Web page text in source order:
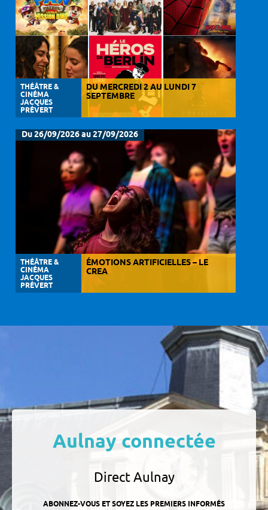
THÉÂTRE &
CINÉMA
JACQUES
PRÉVERT
DU MERCREDI 2 AU LUNDI 7
SEPTEMBRE
Du 26/09/2026 au 27/09/2026
THÉÂTRE &
CINÉMA
JACQUES
PRÉVERT
ÉMOTIONS ARTIFICIELLES – LE
CREA
Aulnay connectée
Direct Aulnay
ABONNEZ-VOUS ET SOYEZ LES PREMIERS INFORMÉS